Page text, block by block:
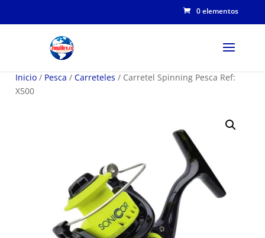
0 elementos
Inicio / Pesca / Carreteles / Carretel Spinning Pesca Ref:
X500